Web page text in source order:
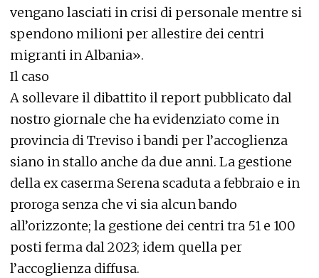
vengano lasciati in crisi di personale mentre si
spendono milioni per allestire dei centri
migranti in Albania».
Il caso
A sollevare il dibattito il report pubblicato dal
nostro giornale che ha evidenziato come in
provincia di Treviso i bandi per l’accoglienza
siano in stallo anche da due anni. La gestione
della ex caserma Serena scaduta a febbraio e in
proroga senza che vi sia alcun bando
all’orizzonte; la gestione dei centri tra 51 e 100
posti ferma dal 2023; idem quella per
l’accoglienza diffusa.